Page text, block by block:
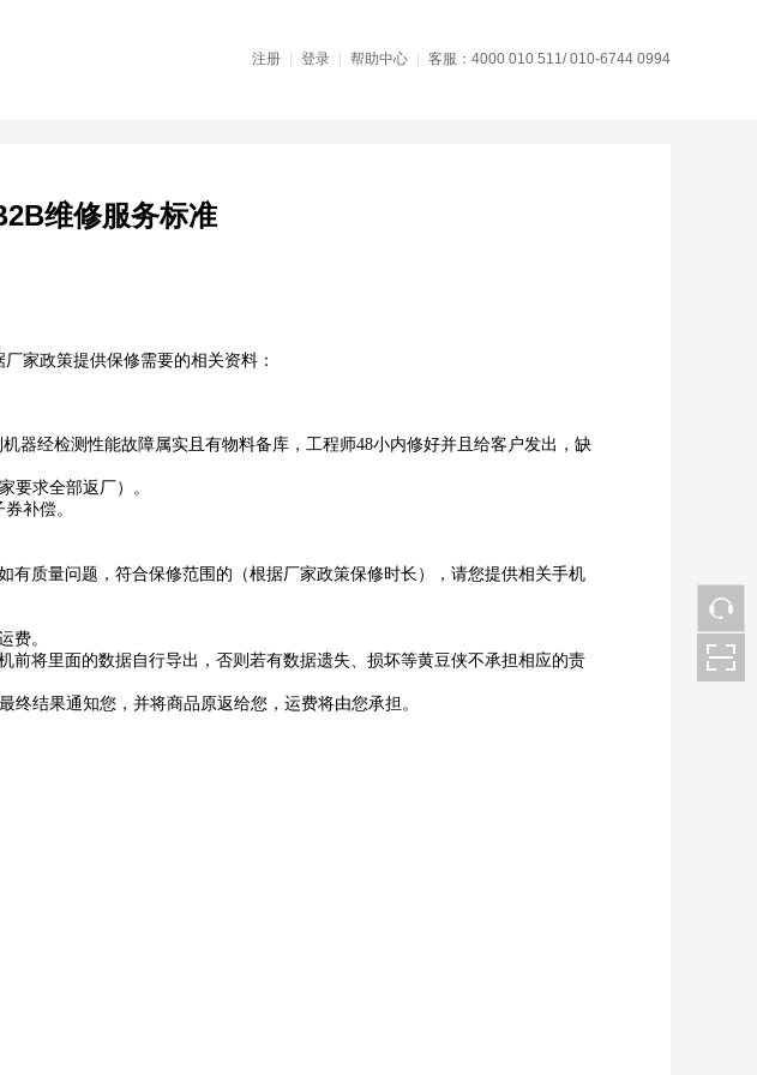
注册 登录 帮助中心 客服：4000 010 511/ 010-6744 0994
维修服务标准
家政策提供保修需要的相关资料：
器经检测性能故障属实且有物料备库，工程师48小内修好并且给客户发出，缺
要求全部返厂）。
补偿。
有质量问题，符合保修范围的（根据厂家政策保修时长），请您提供相关手机
费。
前将里面的数据自行导出，否则若有数据遗失、损坏等黄豆侠不承担相应的责
结果通知您，并将商品原返给您，运费将由您承担。